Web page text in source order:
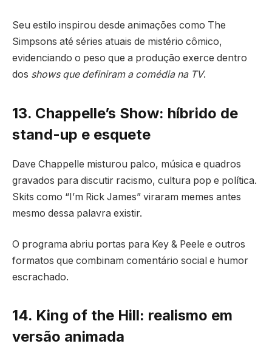
Seu estilo inspirou desde animações como The
Simpsons até séries atuais de mistério cômico,
evidenciando o peso que a produção exerce dentro
dos shows que definiram a comédia na TV.
13. Chappelle’s Show: híbrido de
stand-up e esquete
Dave Chappelle misturou palco, música e quadros
gravados para discutir racismo, cultura pop e política.
Skits como “I’m Rick James” viraram memes antes
mesmo dessa palavra existir.
O programa abriu portas para Key & Peele e outros
formatos que combinam comentário social e humor
escrachado.
14. King of the Hill: realismo em
versão animada